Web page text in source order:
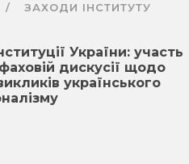
ЗАХОДИ ІНСТИТУТУ
України: участь
дискусії щодо
українського